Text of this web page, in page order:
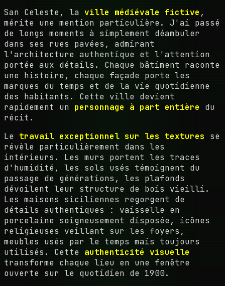
San Celeste, la ville médiévale fictive ,
mérite une mention particulière. J'ai passé
de longs moments à simplement déambuler
dans ses rues pavées, admirant
l'architecture authentique et l'attention
portée aux détails. Chaque bâtiment raconte
une histoire, chaque façade porte les
marques du temps et de la vie quotidienne
des habitants. Cette ville devient
rapidement un personnage à part entière du
récit.
Le travail exceptionnel sur les textures se
révèle particulièrement dans les
intérieurs. Les murs portent les traces
d'humidité, les sols usés témoignent du
passage de générations, les plafonds
dévoilent leur structure de bois vieilli.
Les maisons siciliennes regorgent de
détails authentiques : vaisselle en
porcelaine soigneusement disposée, icônes
religieuses veillant sur les foyers,
meubles usés par le temps mais toujours
utilisés. Cette authenticité visuelle
transforme chaque lieu en une fenêtre
ouverte sur le quotidien de 1900.